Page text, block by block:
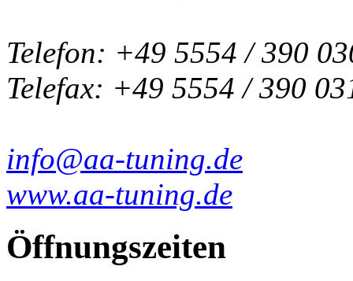
Telefon: +49 5554 / 390
Telefax: +49 5554 / 390
info@aa-tuning.de
www.aa-tuning.de
Öffnungszeiten